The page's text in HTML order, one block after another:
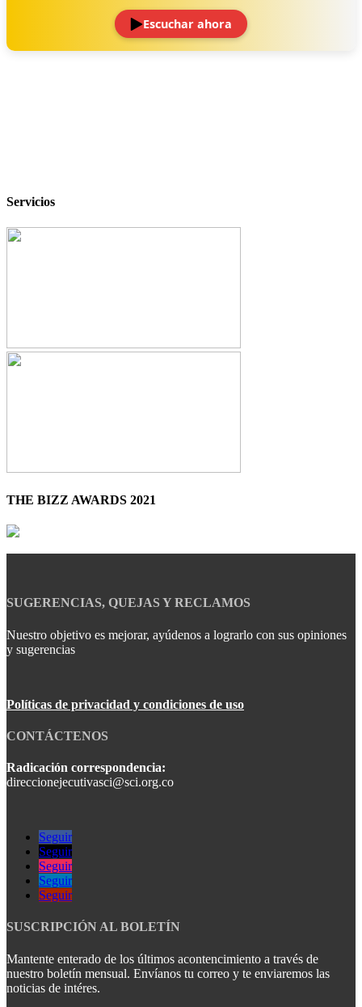
Escuchar ahora
Servicios
THE BIZZ AWARDS 2021
SUGERENCIAS, QUEJAS Y RECLAMOS
Nuestro objetivo es mejorar, ayúdenos a lograrlo con sus opiniones
y sugerencias
Políticas de privacidad y condiciones de uso
CONTÁCTENOS
Radicación correspondencia:
direccionejecutivasci@sci.org.co
Seguir
Seguir
Seguir
Seguir
Seguir
SUSCRIPCIÓN AL BOLETÍN
Mantente enterado de los últimos acontencimiento a través de
nuestro boletín mensual. Envíanos tu correo y te enviaremos las
noticias de intéres.